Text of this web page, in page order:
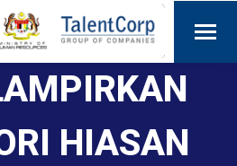
HIASAN